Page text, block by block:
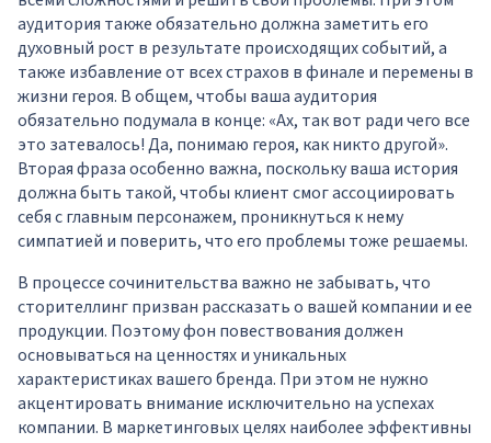
аудитория также обязательно должна заметить его
духовный рост в результате происходящих событий, а
также избавление от всех страхов в финале и перемены в
жизни героя. В общем, чтобы ваша аудитория
обязательно подумала в конце: «Ах, так вот ради чего все
это затевалось! Да, понимаю героя, как никто другой».
Вторая фраза особенно важна, поскольку ваша история
должна быть такой, чтобы клиент смог ассоциировать
себя с главным персонажем, проникнуться к нему
симпатией и поверить, что его проблемы тоже решаемы.
В процессе сочинительства важно не забывать, что
сторителлинг призван рассказать о вашей компании и ее
продукции. Поэтому фон повествования должен
основываться на ценностях и уникальных
характеристиках вашего бренда. При этом не нужно
акцентировать внимание исключительно на успехах
компании. В маркетинговых целях наиболее эффективны